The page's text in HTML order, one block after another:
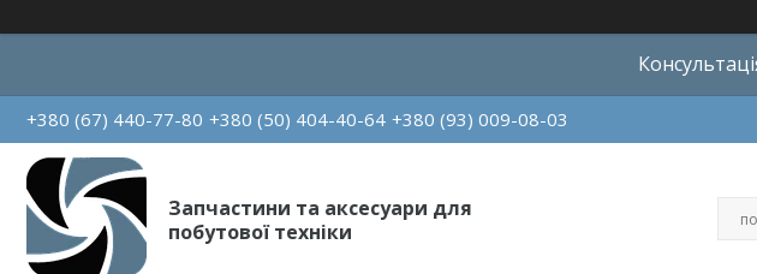
+380 (67) 440-77-80 +380 (50) 404-40-64 +380 (93) 009-08-03
Запчастини та аксесуари для
побутової техніки